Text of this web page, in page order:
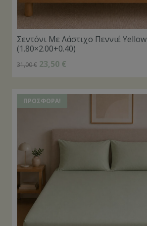
Σεντόνι Με Λάστιχο Πεννιέ Yellow
(1.80×2.00+0.40)
31,00€ 23,50 €
ΠΡΟΣΦΟΡΆ!